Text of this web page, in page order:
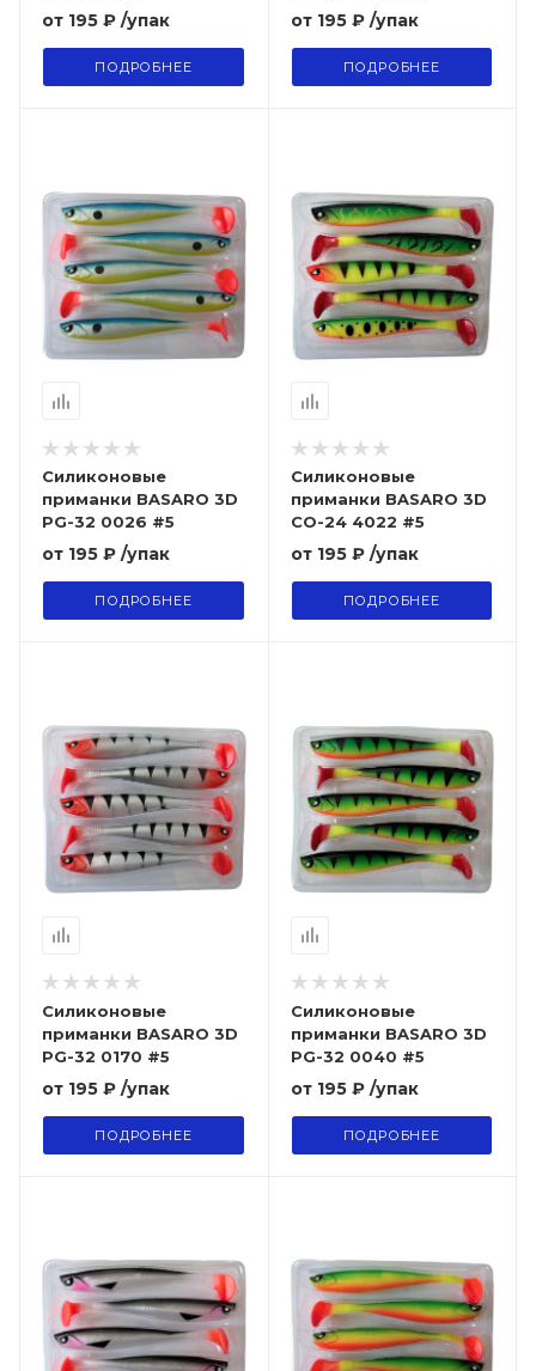
от 195 ₽ /упак
ПОДРОБНЕЕ
от 195 ₽ /упак
ПОДРОБНЕЕ
Силиконовые
приманки BASARO 3D
PG-32 0026 #5
от 195 ₽ /упак
ПОДРОБНЕЕ
Силиконовые
приманки BASARO 3D
CO-24 4022 #5
от 195 ₽ /упак
ПОДРОБНЕЕ
Силиконовые
приманки BASARO 3D
PG-32 0170 #5
от 195 ₽ /упак
ПОДРОБНЕЕ
Силиконовые
приманки BASARO 3D
PG-32 0040 #5
от 195 ₽ /упак
ПОДРОБНЕЕ